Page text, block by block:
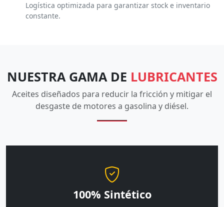
Logística optimizada para garantizar stock e inventario
constante.
NUESTRA GAMA DE LUBRICANTES
Aceites diseñados para reducir la fricción y mitigar el
desgaste de motores a gasolina y diésel.
100% Sintético